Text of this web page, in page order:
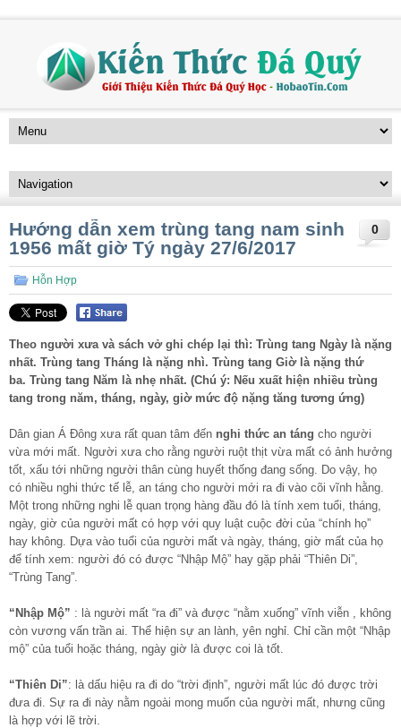
0
Hướng dẫn xem trùng tang nam sinh
1956 mất giờ Tý ngày 27/6/2017
Hỗn Hợp
Theo người xưa và sách vở ghi chép lại thì: Trùng tang Ngày là nặng
nhất. Trùng tang Tháng là nặng nhì. Trùng tang Giờ là nặng thứ
ba. Trùng tang Năm là nhẹ nhất. (Chú ý: Nếu xuất hiện nhiều trùng
tang trong năm, tháng, ngày, giờ mức độ nặng tăng tương ứng)
Dân gian Á Đông xưa rất quan tâm đến nghi thức an táng cho người
vừa mới mất. Người xưa cho rằng người ruột thịt vừa mất có ảnh hưởng
tốt, xấu tới những người thân cùng huyết thống đang sống. Do vậy, họ
có nhiều nghi thức tế lễ, an táng cho người mới ra đi vào cõi vĩnh hằng.
Một trong những nghi lễ quan trọng hàng đầu đó là tính xem tuổi, tháng,
ngày, giờ của người mất có hợp với quy luật cuộc đời của “chính họ”
hay không. Dựa vào tuổi của người mất và ngày, tháng, giờ mất của họ
để tính xem: người đó có được “Nhập Mộ” hay gặp phải “Thiên Di”,
“Trùng Tang”.
“Nhập Mộ” : là người mất “ra đi” và được “nằm xuống” vĩnh viễn , không
còn vương vấn trần ai. Thể hiện sự an lành, yên nghỉ. Chỉ cần một “Nhập
mộ” của tuổi hoặc tháng, ngày giờ là được coi là tốt.
“Thiên Di”: là dấu hiệu ra đi do “trời định”, người mất lúc đó được trời
đưa đi. Sự ra đi này nằm ngoài mong muốn của người mất, nhưng cũng
là hợp với lẽ trời.